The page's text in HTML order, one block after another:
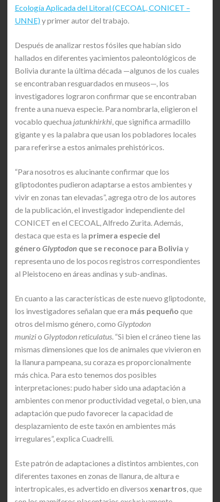
Ecología Aplicada del Litoral (CECOAL, CONICET –
UNNE)y primer autor del trabajo.
Después de analizar restos fósiles que habían sido
hallados en diferentes yacimientos paleontológicos de
Bolivia durante la última década —algunos de los cuales
se encontraban resguardados en museos—, los
investigadores lograron confirmar que se encontraban
frente a una nueva especie. Para nombrarla, eligieron el
vocablo quechua jatunkhirkhi , que significa armadillo
gigante y es la palabra que usan los pobladores locales
para referirse a estos animales prehistóricos.
“Para nosotros es alucinante confirmar que los
gliptodontes pudieron adaptarse a estos ambientes y
vivir en zonas tan elevadas”, agrega otro de los autores
de la publicación, el investigador independiente del
CONICET en el CECOAL, Alfredo Zurita. Además,
destaca que esta es la primera especie del
género Glyptodon que se reconoce para Bolivia y
representa uno de los pocos registros correspondientes
al Pleistoceno en áreas andinas y sub-andinas.
En cuanto a las características de este nuevo gliptodonte,
los investigadores señalan que era más pequeño que
otros del mismo género, como Glyptodon
munizio Glyptodon reticulatus . “Si bien el cráneo tiene las
mismas dimensiones que los de animales que vivieron en
la llanura pampeana, su coraza es proporcionalmente
más chica. Para esto tenemos dos posibles
interpretaciones: pudo haber sido una adaptación a
ambientes con menor productividad vegetal, o bien, una
adaptación que pudo favorecer la capacidad de
desplazamiento de este taxón en ambientes más
irregulares”, explica Cuadrelli.
Este patrón de adaptaciones a distintos ambientes, con
diferentes taxones en zonas de llanura, de altura e
intertropicales, es advertido en diversos xenartros , que